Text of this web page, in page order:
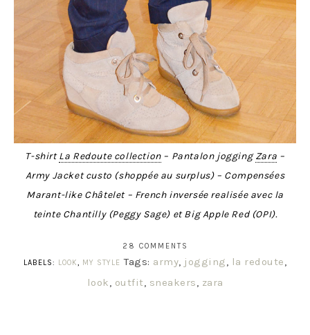
T-shirtLa Redoute collection– Pantalon joggingZara –
Army Jacket custo (shoppée au surplus) – Compensées
Marant-like Châtelet – French inversée realisée avec la
teinte Chantilly (Peggy Sage) et Big Apple Red (OPI).
28 COMMENTS
LABELS:
LOOK, MY STYLE Tags: army, jogging, la redoute,
look, outfit, sneakers, zara